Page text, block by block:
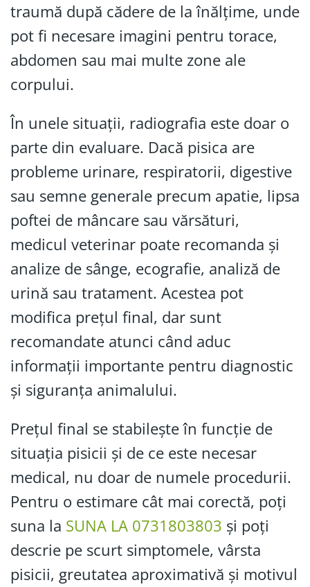
traumă după cădere de la înălțime, unde
pot fi necesare imagini pentru torace,
abdomen sau mai multe zone ale
corpului.
În unele situații, radiografia este doar o
parte din evaluare. Dacă pisica are
probleme urinare, respiratorii, digestive
sau semne generale precum apatie, lipsa
poftei de mâncare sau vărsături,
medicul veterinar poate recomanda și
analize de sânge, ecografie, analiză de
urină sau tratament. Acestea pot
modifica prețul final, dar sunt
recomandate atunci când aduc
informații importante pentru diagnostic
și siguranța animalului.
Prețul final se stabilește în funcție de
situația pisicii și de ce este necesar
medical, nu doar de numele procedurii.
Pentru o estimare cât mai corectă, poți
suna la SUNA LA 0731803803 și poți
descrie pe scurt simptomele, vârsta
pisicii, greutatea aproximativă și motivul